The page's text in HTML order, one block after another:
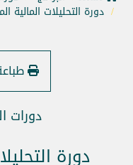
دورة التحليلات المالية
دورات
دورة